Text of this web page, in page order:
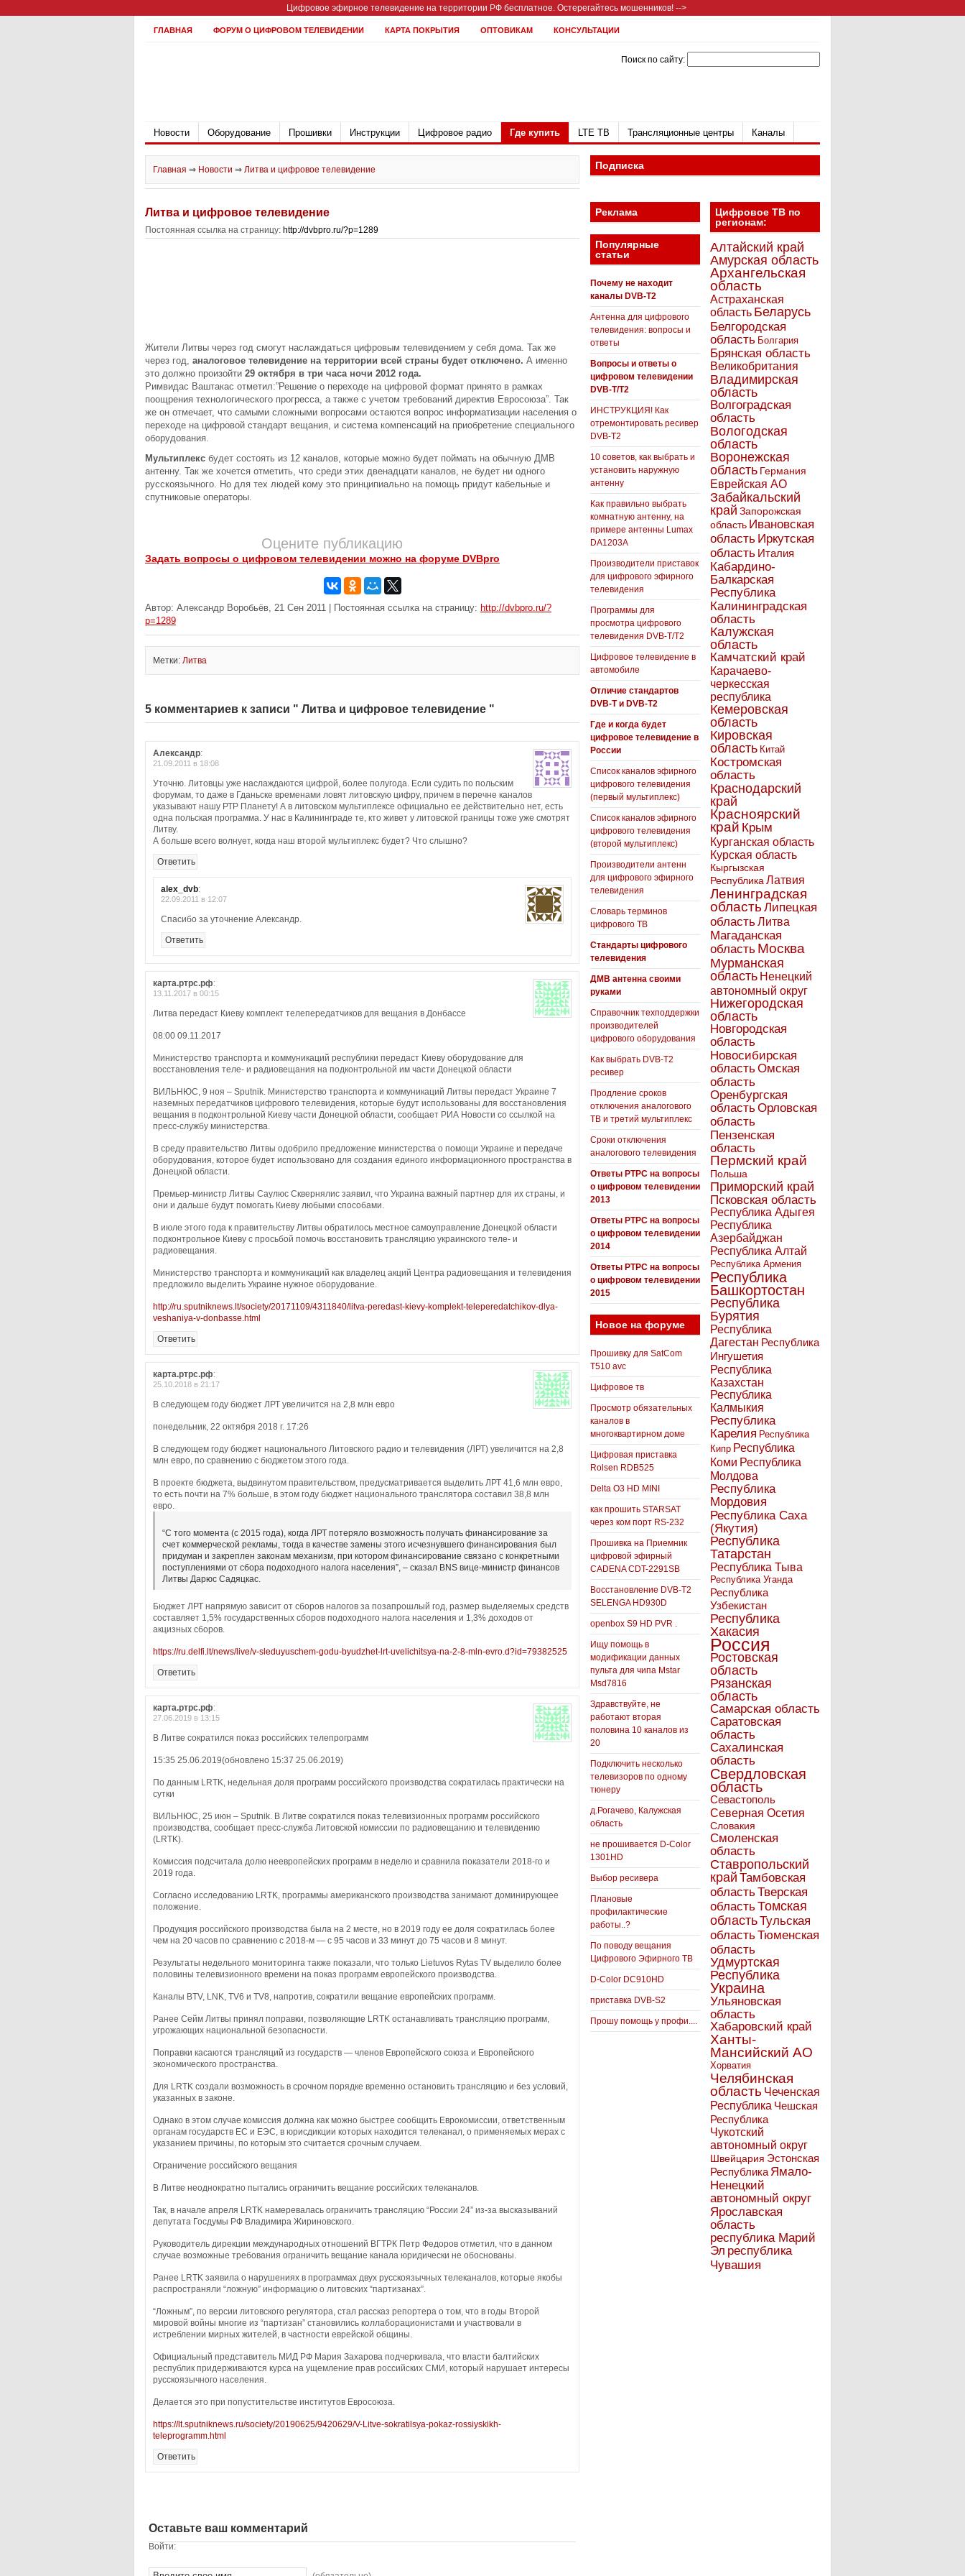
Цифровое эфирное телевидение на территории РФ бесплатное. Остерегайтесь мошенников! -->
ГЛАВНАЯ ФОРУМ О ЦИФРОВОМ ТЕЛЕВИДЕНИИ КАРТА ПОКРЫТИЯ ОПТОВИКАМ КОНСУЛЬТАЦИИ
Поиск по сайту:
Новости Оборудование Прошивки Инструкции Цифровое радио Где купить LTE ТВ Трансляционные центры Каналы
Главная ⇒ Новости ⇒ Литва и цифровое телевидение
Литва и цифровое телевидение
Постоянная ссылка на страницу: http://dvbpro.ru/?p=1289
Жители Литвы через год смогут наслаждаться цифровым телевидением у себя дома. Так же
через год, аналоговое телевидение на территории всей страны будет отключено. А именно
это должно произойти 29 октября в три часа ночи 2012 года.
Римвидас Ваштакас отметил:”Решение о переходе на цифровой формат принято в рамках
поощрения технологического прогресса, а также с учетом требований директив Евросоюза”. Так
же он отмечает, что самыми сложными вопросами остаются вопрос информатизации населения о
переходе на цифровой стандарт вещания, и система компенсаций на приобретение специального
оборудования.
Мультиплекс будет состоять из 12 каналов, которые можно будет поймать на обычную ДМВ
антенну. Так же хочется отметить, что среди этих двенадцати каналов, не будет ни одного
русскоязычного. Но для тех людей кому это принципиально на помощь придут кабельные и
спутниковые операторы.
Оцените публикацию
Задать вопросы о цифровом телевидении можно на форуме DVBpro
Автор: Александр Воробьёв, 21 Сен 2011 | Постоянная ссылка на страницу: http://dvbpro.ru/?
p=1289
Метки: Литва
5 комментариев к записи " Литва и цифровое телевидение "
Александр:
21.09.2011 в 18:08
Уточню. Литовцы уже наслаждаются цифрой, более полугода. Если судить по польским
форумам, то даже в Гданьске временами ловят литовскую цифру, причем в перечне каналов
указывают нашу РТР Планету! А в литовском мультиплексе официально ее действительно нет, есть
одна польская программа. У нас в Калининграде те, кто живет у литовской границы тоже уже смотрят
Литву.
А больше всего волнует, когда наш второй мультиплекс будет? Что слышно?
Ответить
alex_dvb:
22.09.2011 в 12:07
Спасибо за уточнение Александр.
Ответить
карта.ртрс.рф:
13.11.2017 в 00:15
Литва передаст Киеву комплект телепередатчиков для вещания в Донбассе
08:00 09.11.2017
Министерство транспорта и коммуникаций республики передаст Киеву оборудование для
восстановления теле- и радиовещания на подконтрольной им части Донецкой области
ВИЛЬНЮС, 9 ноя – Sputnik. Министерство транспорта и коммуникаций Литвы передаст Украине 7
наземных передатчиков цифрового телевидения, которые будут использованы для восстановления
вещания в подконтрольной Киеву части Донецкой области, сообщает РИА Новости со ссылкой на
пресс-службу министерства.
В среду правительство Литвы одобрило предложение министерства о помощи Украине и передаче
оборудования, которое будет использовано для создания единого информационного пространства в
Донецкой области.
Премьер-министр Литвы Саулюс Сквернялис заявил, что Украина важный партнер для их страны, и
они и дальше будут помогать Киеву любыми способами.
В июле этого года к правительству Литвы обратилось местное самоуправление Донецкой области
подконтрольное Киеву с просьбой помочь восстановить трансляцию украинского теле- и
радиовещания.
Министерство транспорта и коммуникаций как владелец акций Центра радиовещания и телевидения
предложило выделить Украине нужное оборудование.
http://ru.sputniknews.lt/society/20171109/4311840/litva-peredast-kievy-komplekt-teleperedatchikov-dlya-
veshaniya-v-donbasse.html
Ответить
карта.ртрс.рф:
25.10.2018 в 21:17
В следующем году бюджет ЛРТ увеличится на 2,8 млн евро
понедельник, 22 октября 2018 г. 17:26
В следующем году бюджет национального Литовского радио и телевидения (ЛРТ) увеличится на 2,8
млн евро, по сравнению с бюджетом этого года.
В проекте бюджета, выдвинутом правительством, предусматривается выделить ЛРТ 41,6 млн евро,
то есть почти на 7% больше, в этом году бюджет национального транслятора составил 38,8 млн
евро.
“С того момента (с 2015 года), когда ЛРТ потеряло возможность получать финансирование за
счет коммерческой рекламы, тогда в качестве замены этого исчезнувшего финансирования был
придуман и закреплен законам механизм, при котором финансирование связано с конкретными
поступлениями от сбора подоходного налога населения”, – сказал BNS вице-министр финансов
Литвы Дарюс Садяцкас.
Бюджет ЛРТ напрямую зависит от сборов налогов за позапрошлый год, размер выделяемых средств
составляет 1,5% государственных сборов подоходного налога населения и 1,3% доходов от
акцизных сборов.
https://ru.delfi.lt/news/live/v-sleduyuschem-godu-byudzhet-lrt-uvelichitsya-na-2-8-mln-evro.d?id=79382525
Ответить
карта.ртрс.рф:
27.06.2019 в 13:15
В Литве сократился показ российских телепрограмм
15:35 25.06.2019(обновлено 15:37 25.06.2019)
По данным LRTK, недельная доля программ российского производства сократилась практически на
сутки
ВИЛЬНЮС, 25 июн – Sputnik. В Литве сократился показ телевизионных программ российского
производства, сообщает пресс-служба Литовской комиссии по радиовещанию и телевидению
(LRTK).
Комиссия подсчитала долю неевропейских программ в неделю и сравнила показатели 2018-го и
2019 года.
Согласно исследованию LRTK, программы американского производства занимают доминирующее
положение.
Продукция российского производства была на 2 месте, но в 2019 году ее доля сократилась более
чем на 20 часов по сравнению с 2018-м — с 95 часов и 33 минут до 75 часов и 8 минут.
Результаты недельного мониторинга также показали, что только Lietuvos Rytas TV выделило более
половины телевизионного времени на показ программ европейского производства.
Каналы BTV, LNK, TV6 и TV8, напротив, сократили вещание европейских программ.
Ранее Сейм Литвы принял поправки, позволяющие LRTK останавливать трансляцию программ,
угрожающих национальной безопасности.
Поправки касаются трансляций из государств — членов Европейского союза и Европейского
экономического пространства.
Для LRTK создали возможность в срочном порядке временно остановить трансляцию и без условий,
указанных в законе.
Однако в этом случае комиссия должна как можно быстрее сообщить Еврокомиссии, ответственным
органам государств ЕС и ЕЭС, в юрисдикции которых находится телеканал, о применяемых мерах с
указанием причины, по которым это считается срочным случаем.
Ограничение российского вещания
В Литве неоднократно пытались ограничить вещание российских телеканалов.
Так, в начале апреля LRTK намеревалась ограничить трансляцию “России 24” из-за высказываний
депутата Госдумы РФ Владимира Жириновского.
Руководитель дирекции международных отношений ВГТРК Петр Федоров отметил, что в данном
случае возможные требования ограничить вещание канала юридически не обоснованы.
Ранее LRTK заявила о нарушениях в программах двух русскоязычных телеканалов, которые якобы
распространяли “ложную” информацию о литовских “партизанах”.
“Ложным”, по версии литовского регулятора, стал рассказ репортера о том, что в годы Второй
мировой войны многие из “партизан” становились коллаборационистами и участвовали в
истреблении мирных жителей, в частности еврейской общины.
Официальный представитель МИД РФ Мария Захарова подчеркивала, что власти балтийских
республик придерживаются курса на ущемление прав российских СМИ, который нарушает интересы
русскоязычного населения.
Делается это при попустительстве институтов Евросоюза.
https://lt.sputniknews.ru/society/20190625/9420629/V-Litve-sokratilsya-pokaz-rossiyskikh-
teleprogramm.html
Ответить
Оставьте ваш комментарий
Войти:
Подписка
Реклама
Популярные
статьи
Почему не находит
каналы DVB-T2
Антенна для цифрового
телевидения: вопросы и
ответы
Вопросы и ответы о
цифровом телевидении
DVB-T/T2
ИНСТРУКЦИЯ! Как
отремонтировать ресивер
DVB-T2
10 советов, как выбрать и
установить наружную
антенну
Как правильно выбрать
комнатную антенну, на
примере антенны Lumax
DA1203А
Производители приставок
для цифрового эфирного
телевидения
Программы для
просмотра цифрового
телевидения DVB-T/T2
Цифровое телевидение в
автомобиле
Отличие стандартов
DVB-T и DVB-T2
Где и когда будет
цифровое телевидение в
России
Список каналов эфирного
цифрового телевидения
(первый мультиплекс)
Список каналов эфирного
цифрового телевидения
(второй мультиплекс)
Производители антенн
для цифрового эфирного
телевидения
Словарь терминов
цифрового ТВ
Стандарты цифрового
телевидения
ДМВ антенна своими
руками
Справочник техподдержки
производителей
цифрового оборудования
Как выбрать DVB-T2
ресивер
Продление сроков
отключения аналогового
ТВ и третий мультиплекс
Сроки отключения
аналогового телевидения
Ответы РТРС на вопросы
о цифровом телевидении
2013
Ответы РТРС на вопросы
о цифровом телевидении
2014
Ответы РТРС на вопросы
о цифровом телевидении
2015
Новое на форуме
Прошивку для SatCom
T510 avc
Цифровое тв
Просмотр обязательных
каналов в
многоквартирном доме
Цифровая приставка
Rolsen RDB525
Delta O3 HD MINI
как прошить STARSAT
через ком порт RS-232
Прошивка на Приемник
цифровой эфирный
CADENA CDT-2291SB
Восстановление DVB-T2
SELENGA HD930D
openbox S9 HD PVR .
Ищу помощь в
модификации данных
пульта для чипа Mstar
Msd7816
Здравствуйте, не
работают вторая
половина 10 каналов из
20
Подключить несколько
телевизоров по одному
тюнеру
д.Рогачево, Калужская
область
не прошивается D-Color
1301HD
Выбор ресивера
Плановые
профилактические
работы..?
По поводу вещания
Цифрового Эфирного ТВ
D-Color DC910HD
приставка DVB-S2
Прошу помощь у профи....
Цифровое ТВ по
регионам:
Алтайский край
Амурская область
Архангельская
область
Астраханская
область Беларусь
Белгородская
область Болгария
Брянская область
Великобритания
Владимирская
область
Волгоградская
область
Вологодская
область
Воронежская
область Германия
Еврейская АО
Забайкальский
край Запорожская
область Ивановская
область Иркутская
область Италия
Кабардино-
Балкарская
Республика
Калининградская
область
Калужская
область
Камчатский край
Карачаево-
черкесская
республика
Кемеровская
область
Кировская
область Китай
Костромская
область
Краснодарский
край
Красноярский
край Крым
Курганская область
Курская область
Кыргызская
Республика Латвия
Ленинградская
область Липецкая
областьЛитва
Магаданская
область Москва
Мурманская
область Ненецкий
автономный округ
Нижегородская
область
Новгородская
область
Новосибирская
областьОмская
область
Оренбургская
областьОрловская
область
Пензенская
область
Пермский край
Польша
Приморский край
Псковская область
Республика Адыгея
Республика
Азербайджан
Республика Алтай
Республика Армения
Республика
Башкортостан
Республика
Бурятия
Республика
Дагестан Республика
Ингушетия
Республика
Казахстан
Республика
Калмыкия
Республика
Карелия Республика
Кипр Республика
Коми Республика
Молдова
Республика
Мордовия
Республика Саха
(Якутия)
Республика
Татарстан
Республика Тыва
Республика Уганда
Республика
Узбекистан
Республика
Хакасия
Россия
Ростовская
область
Рязанская
область
Самарская область
Саратовская
область
Сахалинская
область
Свердловская
область
Севастополь
Северная Осетия
Словакия
Смоленская
область
Ставропольский
край Тамбовская
областьТверская
областьТомская
областьТульская
областьТюменская
область
Удмуртская
Республика
Украина
Ульяновская
область
Хабаровский край
Ханты-
Мансийский АО
Хорватия
Челябинская
область Чеченская
Республика Чешская
Республика
Чукотский
автономный округ
Швейцария Эстонская
Республика Ямало-
Ненецкий
автономный округ
Ярославская
область
республика Марий
Эл республика
Чувашия